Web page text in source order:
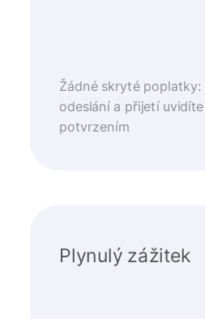
Žádné skryté
odeslání a přijetí
potvrzením
Plynulý zážitek